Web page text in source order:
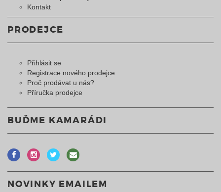
Kontakt
PRODEJCE
Přihlásit se
Registrace nového prodejce
Proč prodávat u nás?
Příručka prodejce
BUĎME KAMARÁDI
NOVINKY EMAILEM